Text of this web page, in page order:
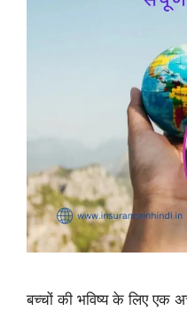
बच्चों की भविष्य के लिए एक